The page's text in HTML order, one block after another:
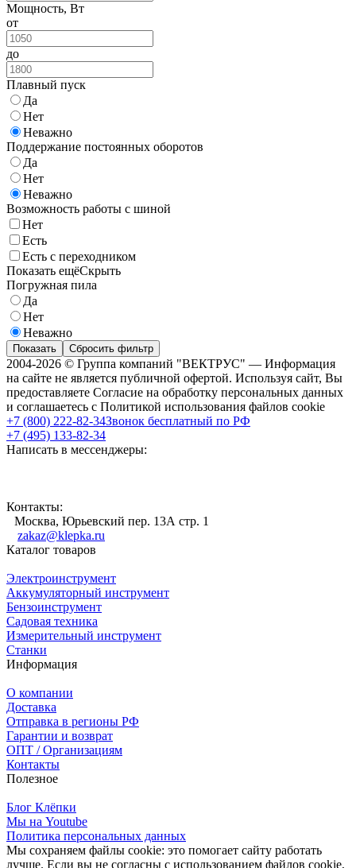
Мощность, Вт
от
до
Плавный пуск
Да
Нет
Неважно
Поддержание постоянных оборотов
Да
Нет
Неважно
Возможность работы с шиной
Нет
Есть
Есть с переходником
Показать ещёСкрыть
Погружная пила
Да
Нет
Неважно
Показать Сбросить фильтр
2004-2026 © Группа компаний "ВЕКТРУС" — Информация
на сайте не является публичной офертой. Используя сайт, Вы
предоставляете Согласие на обработку персональных данных
и соглашаетесь с Политикой использования файлов cookie
+7 (800) 222-82-34Звонок бесплатный по РФ
+7 (495) 133-82-34
Написать в мессенджеры:
Контакты:
Москва, Юрьевский пер. 13А стр. 1
zakaz@klepka.ru
Каталог товаров
Электроинструмент
Аккумуляторный инструмент
Бензоинструмент
Садовая техника
Измерительный инструмент
Станки
Информация
О компании
Доставка
Отправка в регионы РФ
Гарантии и возврат
ОПТ / Организациям
Контакты
Полезное
Блог Клёпки
Мы на Youtube
Политика персональных данных
Мы сохраняем файлы cookie: это помогает сайту работать
лучше. Если вы не согласны с использованием файлов cookie,